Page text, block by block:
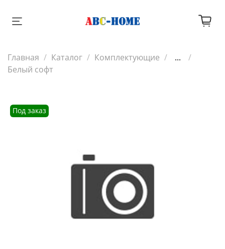
Главная Каталог Комплектующие
...
Белый софт
Под заказ